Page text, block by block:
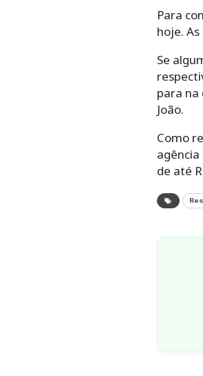
Para
hoje.
Se
para na
João.
Como
de até